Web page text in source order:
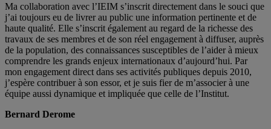
Ma collaboration avec l’IEIM s’inscrit directement dans le souci que
j’ai toujours eu de livrer au public une information pertinente et de
haute qualité. Elle s’inscrit également au regard de la richesse des
travaux de ses membres et de son réel engagement à diffuser, auprès
de la population, des connaissances susceptibles de l’aider à mieux
comprendre les grands enjeux internationaux d’aujourd’hui. Par
mon engagement direct dans ses activités publiques depuis 2010,
j’espère contribuer à son essor, et je suis fier de m’associer à une
équipe aussi dynamique et impliquée que celle de l’Institut.
Bernard Derome